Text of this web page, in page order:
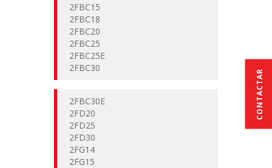
2FBC15
2FBC18
2FBC20
2FBC25
2FBC25E
2FBC30
2FBC30E
2FD20
2FD25
2FD30
2FG14
2FG15
CONTACTAR